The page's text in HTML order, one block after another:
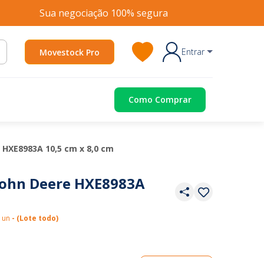
Sua negociação 100% segura
Movestock Pro Entrar
Como Comprar
10,5 cm x 8,0 cm
Deere HXE8983A
- (Lote todo)